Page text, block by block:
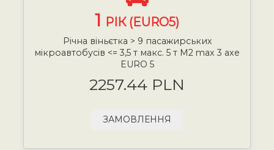
1 РІК (EURO5)
Річна віньєтка > 9 пасажирських
мікроавтобусів <= 3,5 т макс. 5 т М2 max 3 axe
EURO 5
2257.44 PLN
ЗАМОВЛЕННЯ